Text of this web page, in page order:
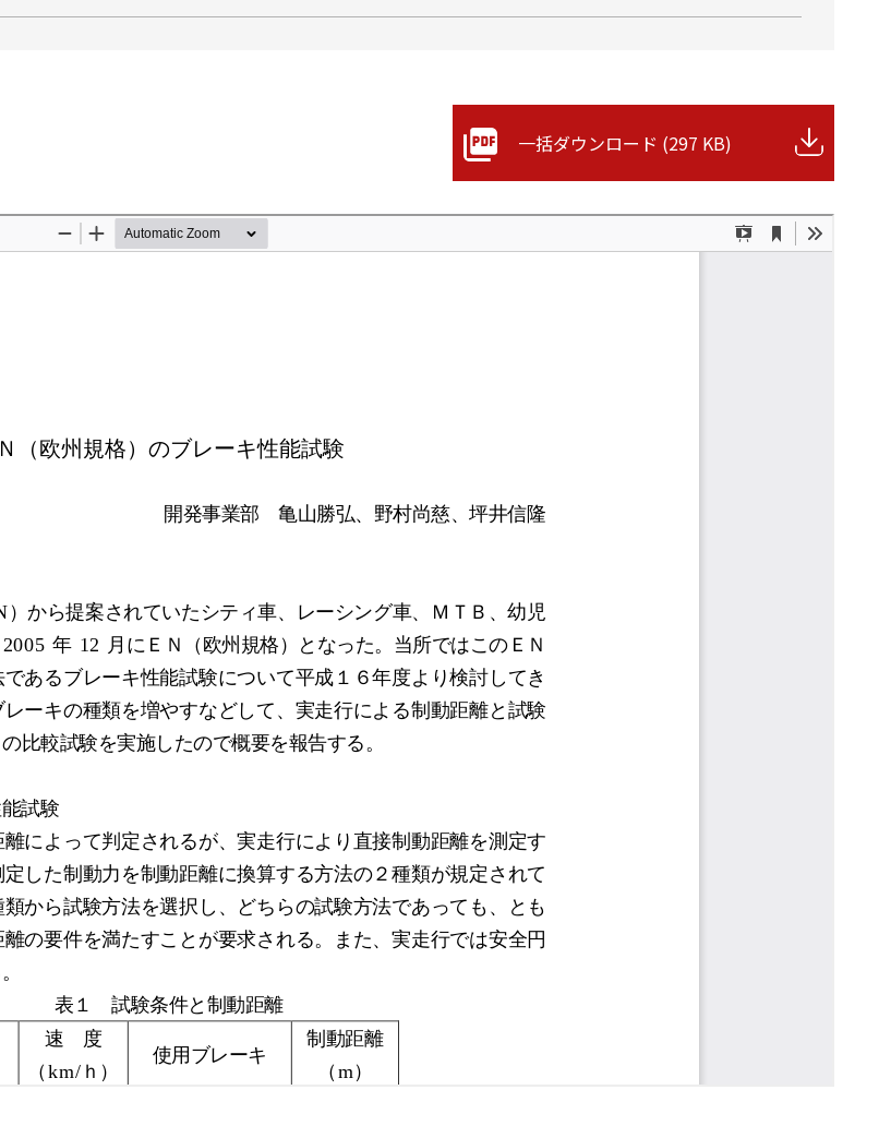
一括ダウンロード (297 KB)